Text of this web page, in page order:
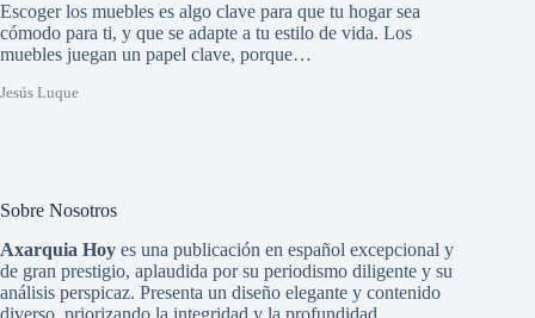
Escoger los muebles es algo clave para que tu hogar sea
cómodo para ti, y que se adapte a tu estilo de vida. Los
muebles juegan un papel clave, porque…
Jesús Luque
Sobre Nosotros
Axarquia Hoy es una publicación en español excepcional y
de gran prestigio, aplaudida por su periodismo diligente y su
análisis perspicaz. Presenta un diseño elegante y contenido
diverso, priorizando la integridad y la profundidad